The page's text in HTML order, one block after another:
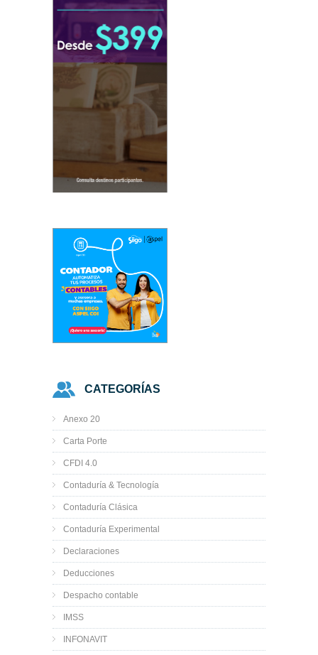
CATEGORÍAS
Anexo 20
Carta Porte
CFDI 4.0
Contaduría & Tecnología
Contaduría Clásica
Contaduría Experimental
Declaraciones
Deducciones
Despacho contable
IMSS
INFONAVIT